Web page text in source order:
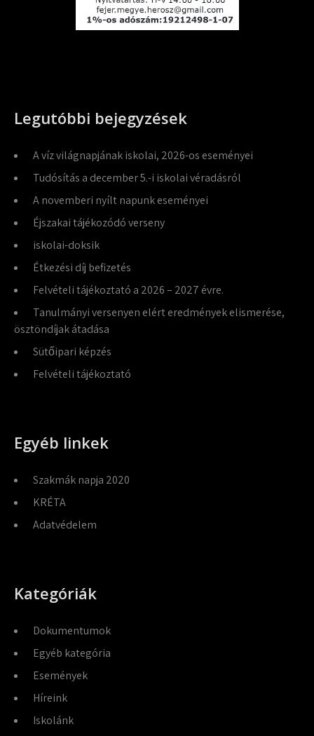
Legutóbbi bejegyzések
A víz világnapjának iskolai, 2026-os eseményei
Tudósítás a december 5.-i iskolai véradásról
A novemberi nyílt napunk eseményei
Éjszakai tájékozódó verseny
iskolai-doksik
Étkezési díj befizetés
Felvételi tájékoztató a 2026 – 2027 évre.
Tanulmányi versenyen elért eredmények elismerése,
ösztöndíjak átadása
Sütőipari képzés
Felvételi tájékoztató
Egyéb linkek
Szakmák napja 2020
KRÉTA
Adatvédelem
Kategóriák
Dokumentumok
Egyéb kategória
Események
Híreink
Iskolánk